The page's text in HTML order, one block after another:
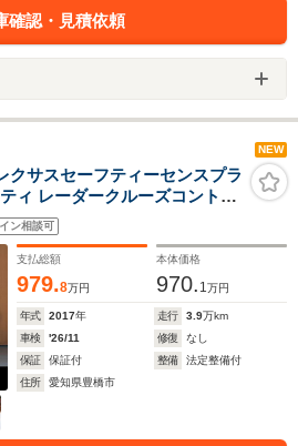
確認・見積依頼
NEW
サスセーフティーセンスプラ
ィ レーダークルーズコントロ
ンド ヘッドアップディスプレ
ート 純正21インチAW 三眼
ン相談可
支払総額
979.8万円
本体価格
970. 1万円
年式 2017年 走行 3.9万km
車検
'26/11 修復
なし
保証
保証付 整備
法定整備付
住所
愛知県豊橋市